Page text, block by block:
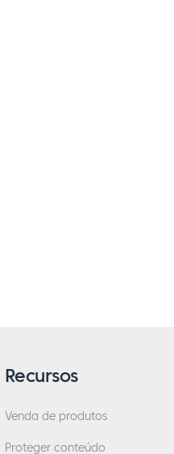
Recursos
Venda de produtos
Proteger conteúdo